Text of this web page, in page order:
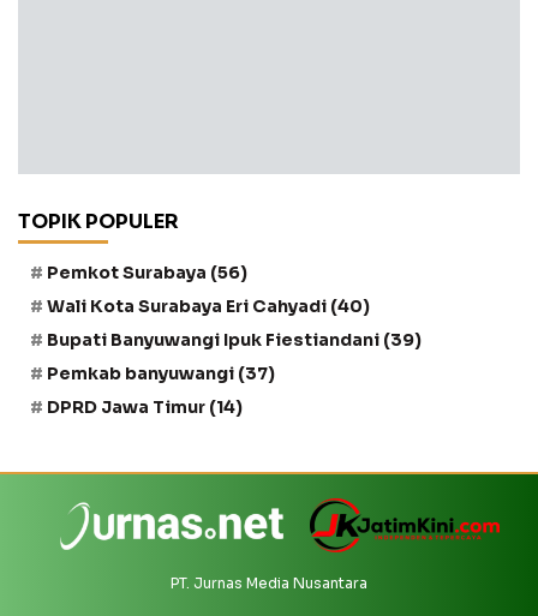
TOPIK POPULER
Pemkot Surabaya (56)
Wali Kota Surabaya Eri Cahyadi (40)
Bupati Banyuwangi Ipuk Fiestiandani (39)
Pemkab banyuwangi (37)
DPRD Jawa Timur (14)
PT. Jurnas Media Nusantara